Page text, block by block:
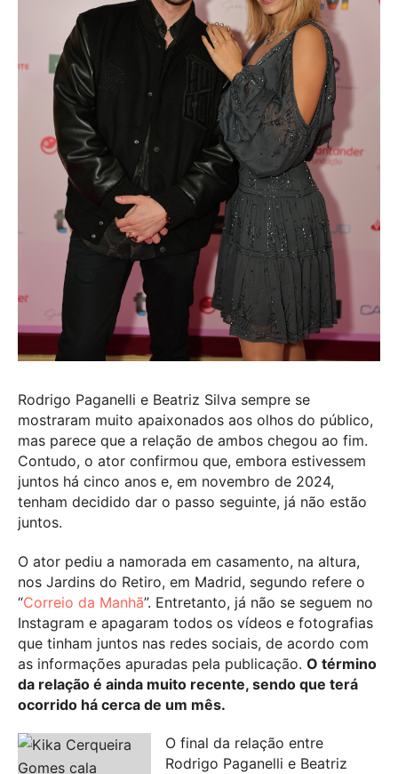
Rodrigo Paganelli e Beatriz Silva sempre se
mostraram muito apaixonados aos olhos do público,
mas parece que a relação de ambos chegou ao fim.
Contudo, o ator confirmou que, embora estivessem
juntos há cinco anos e, em novembro de 2024,
tenham decidido dar o passo seguinte, já não estão
juntos.
O ator pediu a namorada em casamento, na altura,
nos Jardins do Retiro, em Madrid, segundo refere o
“Correio da Manhã”. Entretanto, já não se seguem no
Instagram e apagaram todos os vídeos e fotografias
que tinham juntos nas redes sociais, de acordo com
as informações apuradas pela publicação. O término
da relação é ainda muito recente, sendo que terá
ocorrido há cerca de um mês.
O final da relação entre
Rodrigo Paganelli e Beatriz